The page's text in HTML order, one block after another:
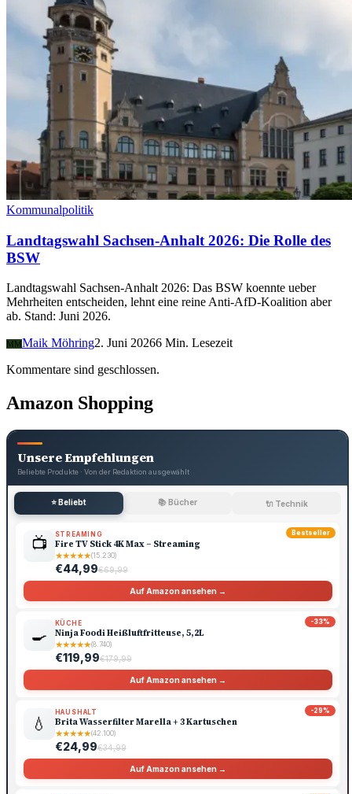
Kommunalpolitik
Landtagswahl Sachsen-Anhalt 2026: Die Rolle des
BSW
Landtagswahl Sachsen-Anhalt 2026: Das BSW koennte ueber
Mehrheiten entscheiden, lehnt eine reine Anti-AfD-Koalition aber
ab. Stand: Juni 2026.
MM Maik Möhring2. Juni 20266 Min. Lesezeit
Kommentare sind geschlossen.
Amazon Shopping
Unsere Empfehlungen
Beliebte Produkte · Von der Redaktion ausgewählt
⭐ Beliebt 📚 Bücher 🔌 Technik
Bestseller
📺 STREAMING
Fire TV Stick 4K Max – Streaming
★★★★★(15.230)
€44,99€69,99
Auf Amazon ansehen →
-33%
🍳
KÜCHE
Ninja Foodi Heißluftfritteuse, 5,2L
★★★★★(8.740)
€119,99€179,99
Auf Amazon ansehen →
-29%
💧
HAUSHALT
Brita Wasserfilter Marella + 3 Kartuschen
★★★★★(42.100)
€24,99€34,99
Auf Amazon ansehen →